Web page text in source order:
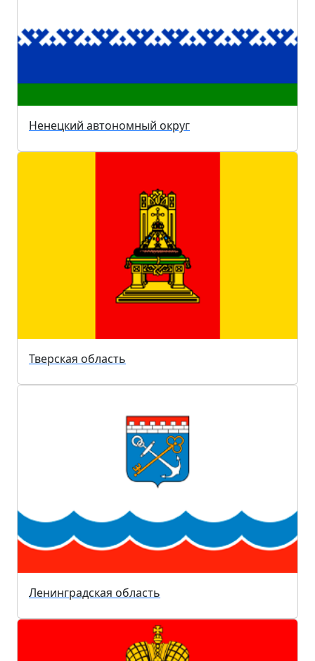
Ненецкий автономный округ
Тверская область
Ленинградская область